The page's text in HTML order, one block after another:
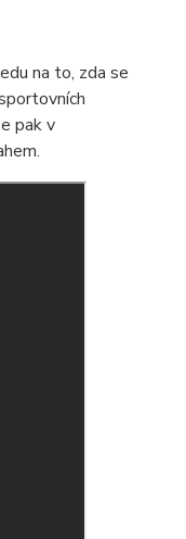
na to, zda se
pak v